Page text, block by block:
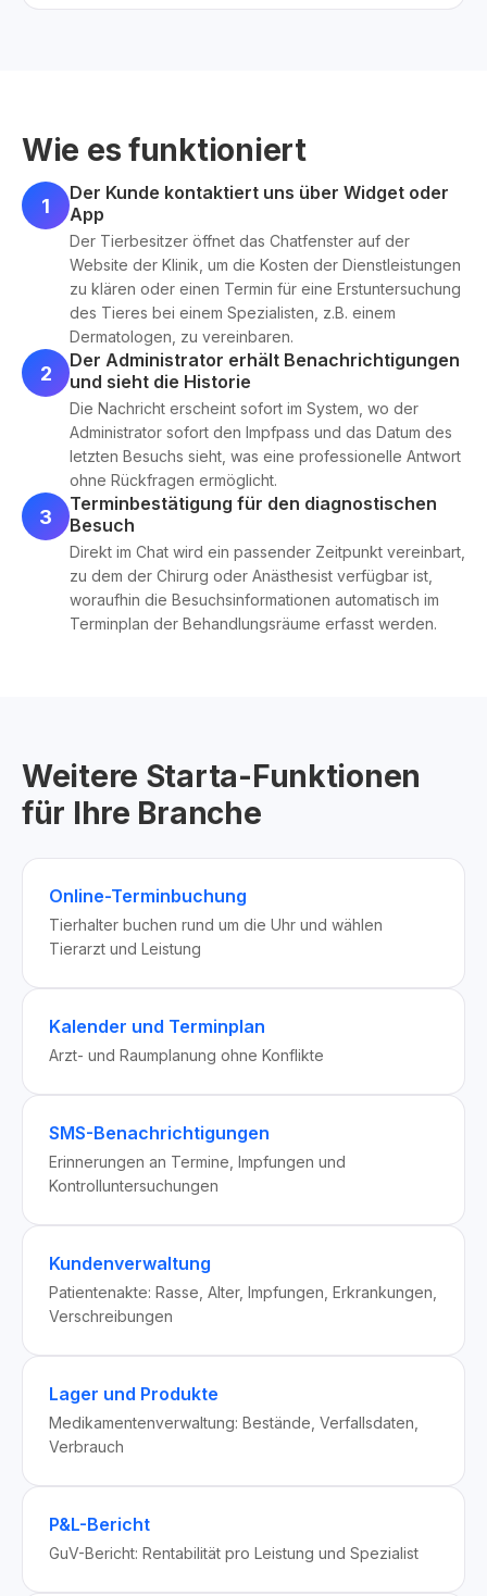
Wie es funktioniert
1
Der Kunde kontaktiert uns über Widget oder
App
Der Tierbesitzer öffnet das Chatfenster auf der
Website der Klinik, um die Kosten der Dienstleistungen
zu klären oder einen Termin für eine Erstuntersuchung
des Tieres bei einem Spezialisten, z.B. einem
Dermatologen, zu vereinbaren.
2
Der Administrator erhält Benachrichtigungen
und sieht die Historie
Die Nachricht erscheint sofort im System, wo der
Administrator sofort den Impfpass und das Datum des
letzten Besuchs sieht, was eine professionelle Antwort
ohne Rückfragen ermöglicht.
3
Terminbestätigung für den diagnostischen
Besuch
Direkt im Chat wird ein passender Zeitpunkt vereinbart,
zu dem der Chirurg oder Anästhesist verfügbar ist,
woraufhin die Besuchsinformationen automatisch im
Terminplan der Behandlungsräume erfasst werden.
Weitere Starta-Funktionen
für Ihre Branche
Online-Terminbuchung
Tierhalter buchen rund um die Uhr und wählen
Tierarzt und Leistung
Kalender und Terminplan
Arzt- und Raumplanung ohne Konflikte
SMS-Benachrichtigungen
Erinnerungen an Termine, Impfungen und
Kontrolluntersuchungen
Kundenverwaltung
Patientenakte: Rasse, Alter, Impfungen, Erkrankungen,
Verschreibungen
Lager und Produkte
Medikamentenverwaltung: Bestände, Verfallsdaten,
Verbrauch
P&L-Bericht
GuV-Bericht: Rentabilität pro Leistung und Spezialist